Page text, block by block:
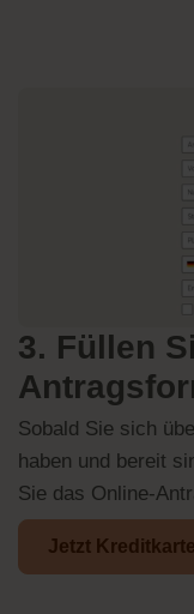
3. Füllen
Sobald Sie sich
haben und bereit
Sie das Online-
Jetzt